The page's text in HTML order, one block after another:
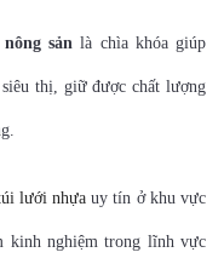
sản là chìa khóa giúp
thị, giữ được chất lượng
lưới nhựa uy tín ở khu vực
kinh nghiệm trong lĩnh vực